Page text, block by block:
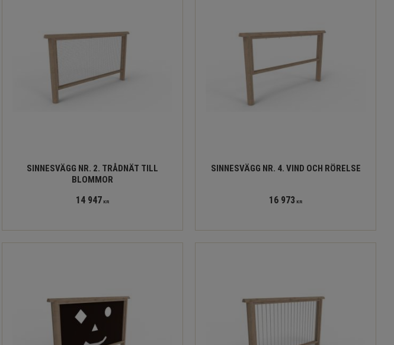
SINNESVÄGG NR. 2. TRÅDNÄT TILL
BLOMMOR
14 947 KR
SINNESVÄGG NR. 4. VIND OCH RÖRELSE
16 973 KR